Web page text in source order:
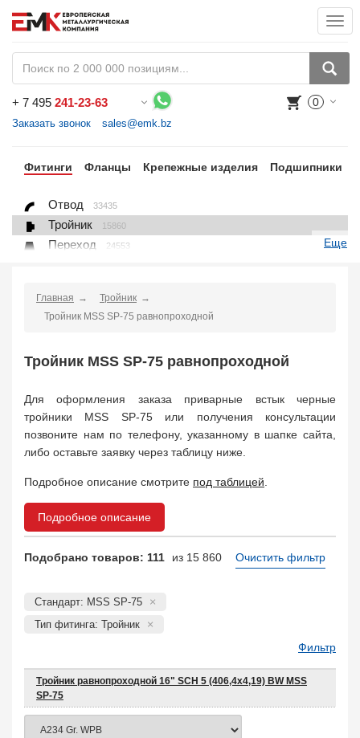
+ 7 495 241-23-63
Заказать звонок sales@emk.bz
0
Фитинги Фланцы Крепежные изделия Подшипники
Отвод 33435
Тройник 15860
Переход 24553
Крестовина 361
Переходник понижающий
Муфта соединительная 683
Пробка 72
Втулка, футорка
Днище 11832
Втулка для фланца
Заказать в 1 клик
Еще
Главная
Тройник
Тройник MSS SP-75 равнопроходной
Тройник MSS SP-75 равнопроходной
Для оформления заказа приварные встык черные
тройники MSS SP-75 или получения консультации
позвоните нам по телефону, указанному в шапке сайта,
либо оставьте заявку через таблицу ниже.
Подробное описание смотрите под таблицей
Подробное описание
Подобрано товаров: 111 из 15 860 Очистить фильтр
Стандарт: MSS SP-75
Тип фитинга: Тройник
Фильтр
Тройник равнопроходной 16" SCH 5 (406,4х4,19) BW MSS
SP-75